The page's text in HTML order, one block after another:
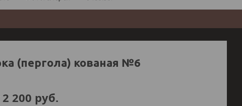
(пергола) кованая №6
2 200 руб.